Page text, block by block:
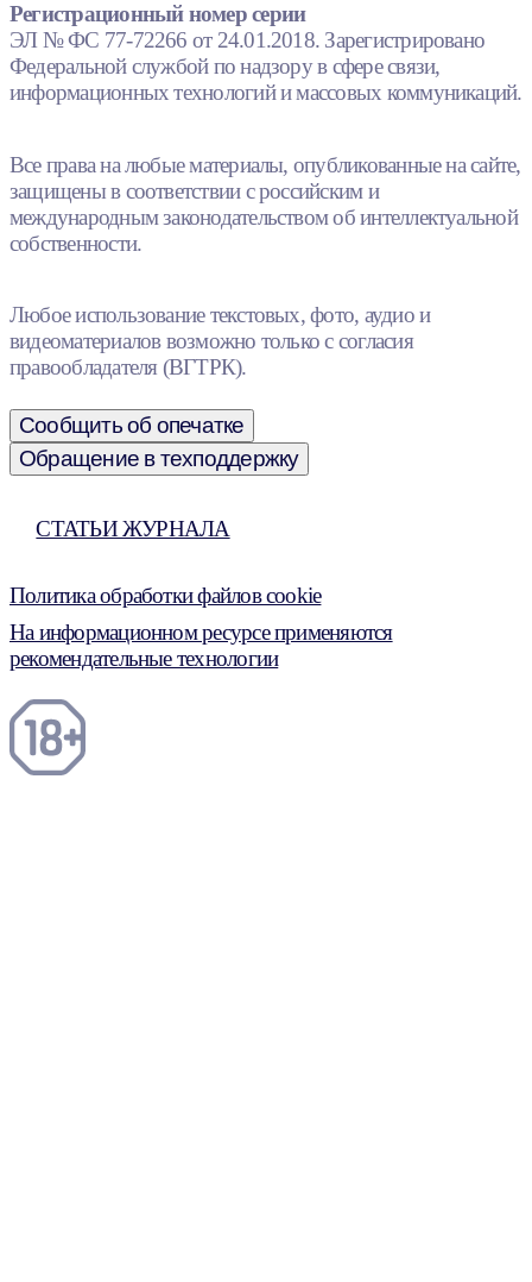
Регистрационный номер серии
ЭЛ № ФС 77-72266 от 24.01.2018. Зарегистрировано
Федеральной службой по надзору в сфере связи,
информационных технологий и массовых коммуникаций.
Все права на любые материалы, опубликованные на сайте,
защищены в соответствии с российским и
международным законодательством об интеллектуальной
собственности.
Любое использование текстовых, фото, аудио и
видеоматериалов возможно только с согласия
правообладателя (ВГТРК).
Сообщить об опечатке
Обращение в техподдержку
СТАТЬИ ЖУРНАЛА
Политика обработки файлов cookie
На информационном ресурсе применяются
рекомендательные технологии